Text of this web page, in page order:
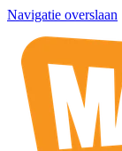
Navigatie overslaan